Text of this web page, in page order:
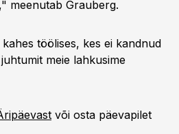
meenutab Grauberg.
töölises, kes ei kandnud
meie lahkusime
või osta päevapilet